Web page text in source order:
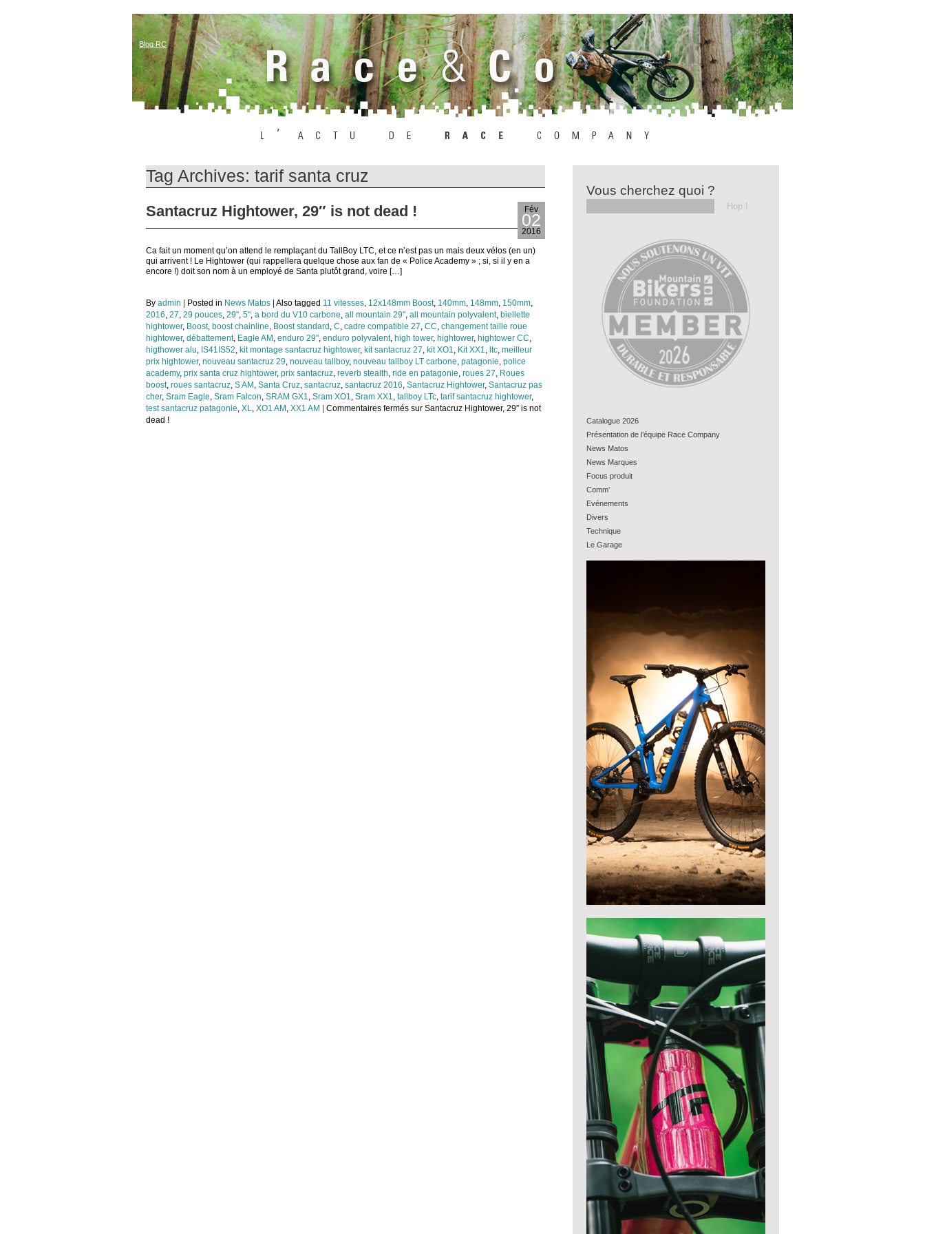
Blog RC
Tag Archives: tarif santa cruz
Fév
02
2016
Santacruz Hightower, 29″ is not dead !
Ca fait un moment qu’on attend le remplaçant du TallBoy LTC, et ce n’est pas un mais deux vélos (en un)
qui arrivent ! Le Hightower (qui rappellera quelque chose aux fan de « Police Academy » ; si, si il y en a
encore !) doit son nom à un employé de Santa plutôt grand, voire […]
By admin Posted in News Matos Also tagged 11 vitesses, 12x148mm Boost, 140mm, 148mm, 150mm,
2016, 27, 29 pouces, 29", 5", a bord du V10 carbone, all mountain 29", all mountain polyvalent, biellette
hightower, Boost, boost chainline, Boost standard , C, cadre compatible 27, CC, changement taille roue
hightower, débattement, Eagle AM , enduro 29", enduro polyvalent, high tower, hightower, hightower CC,
higthower alu, IS41IS52, kit montage santacruz hightower, kit santacruz 27, kit XO1, Kit XX1, ltc, meilleur
prix hightower, nouveau santacruz 29, nouveau tallboy, nouveau tallboy LT carbone, patagonie, police
academy, prix santa cruz hightower, prix santacruz, reverb stealth, ride en patagonie, roues 27, Roues
boost, roues santacruz, S AM , Santa Cruz, santacruz, santacruz 2016, Santacruz Hightower, Santacruz pas
cher, Sram Eagle, Sram Falcon, SRAM GX1, Sram XO1, Sram XX1, tallboy LTc, tarif santacruz hightower,
test santacruz patagonie, XL, XO1 AM , XX1 AM Commentaires fermés sur Santacruz Hightower, 29″ is not
dead !
Vous cherchez quoi ?
Catalogue 2026
Présentation de l’équipe Race Company
News Matos
News Marques
Focus produit
Comm’
Evénements
Divers
Technique
Le Garage